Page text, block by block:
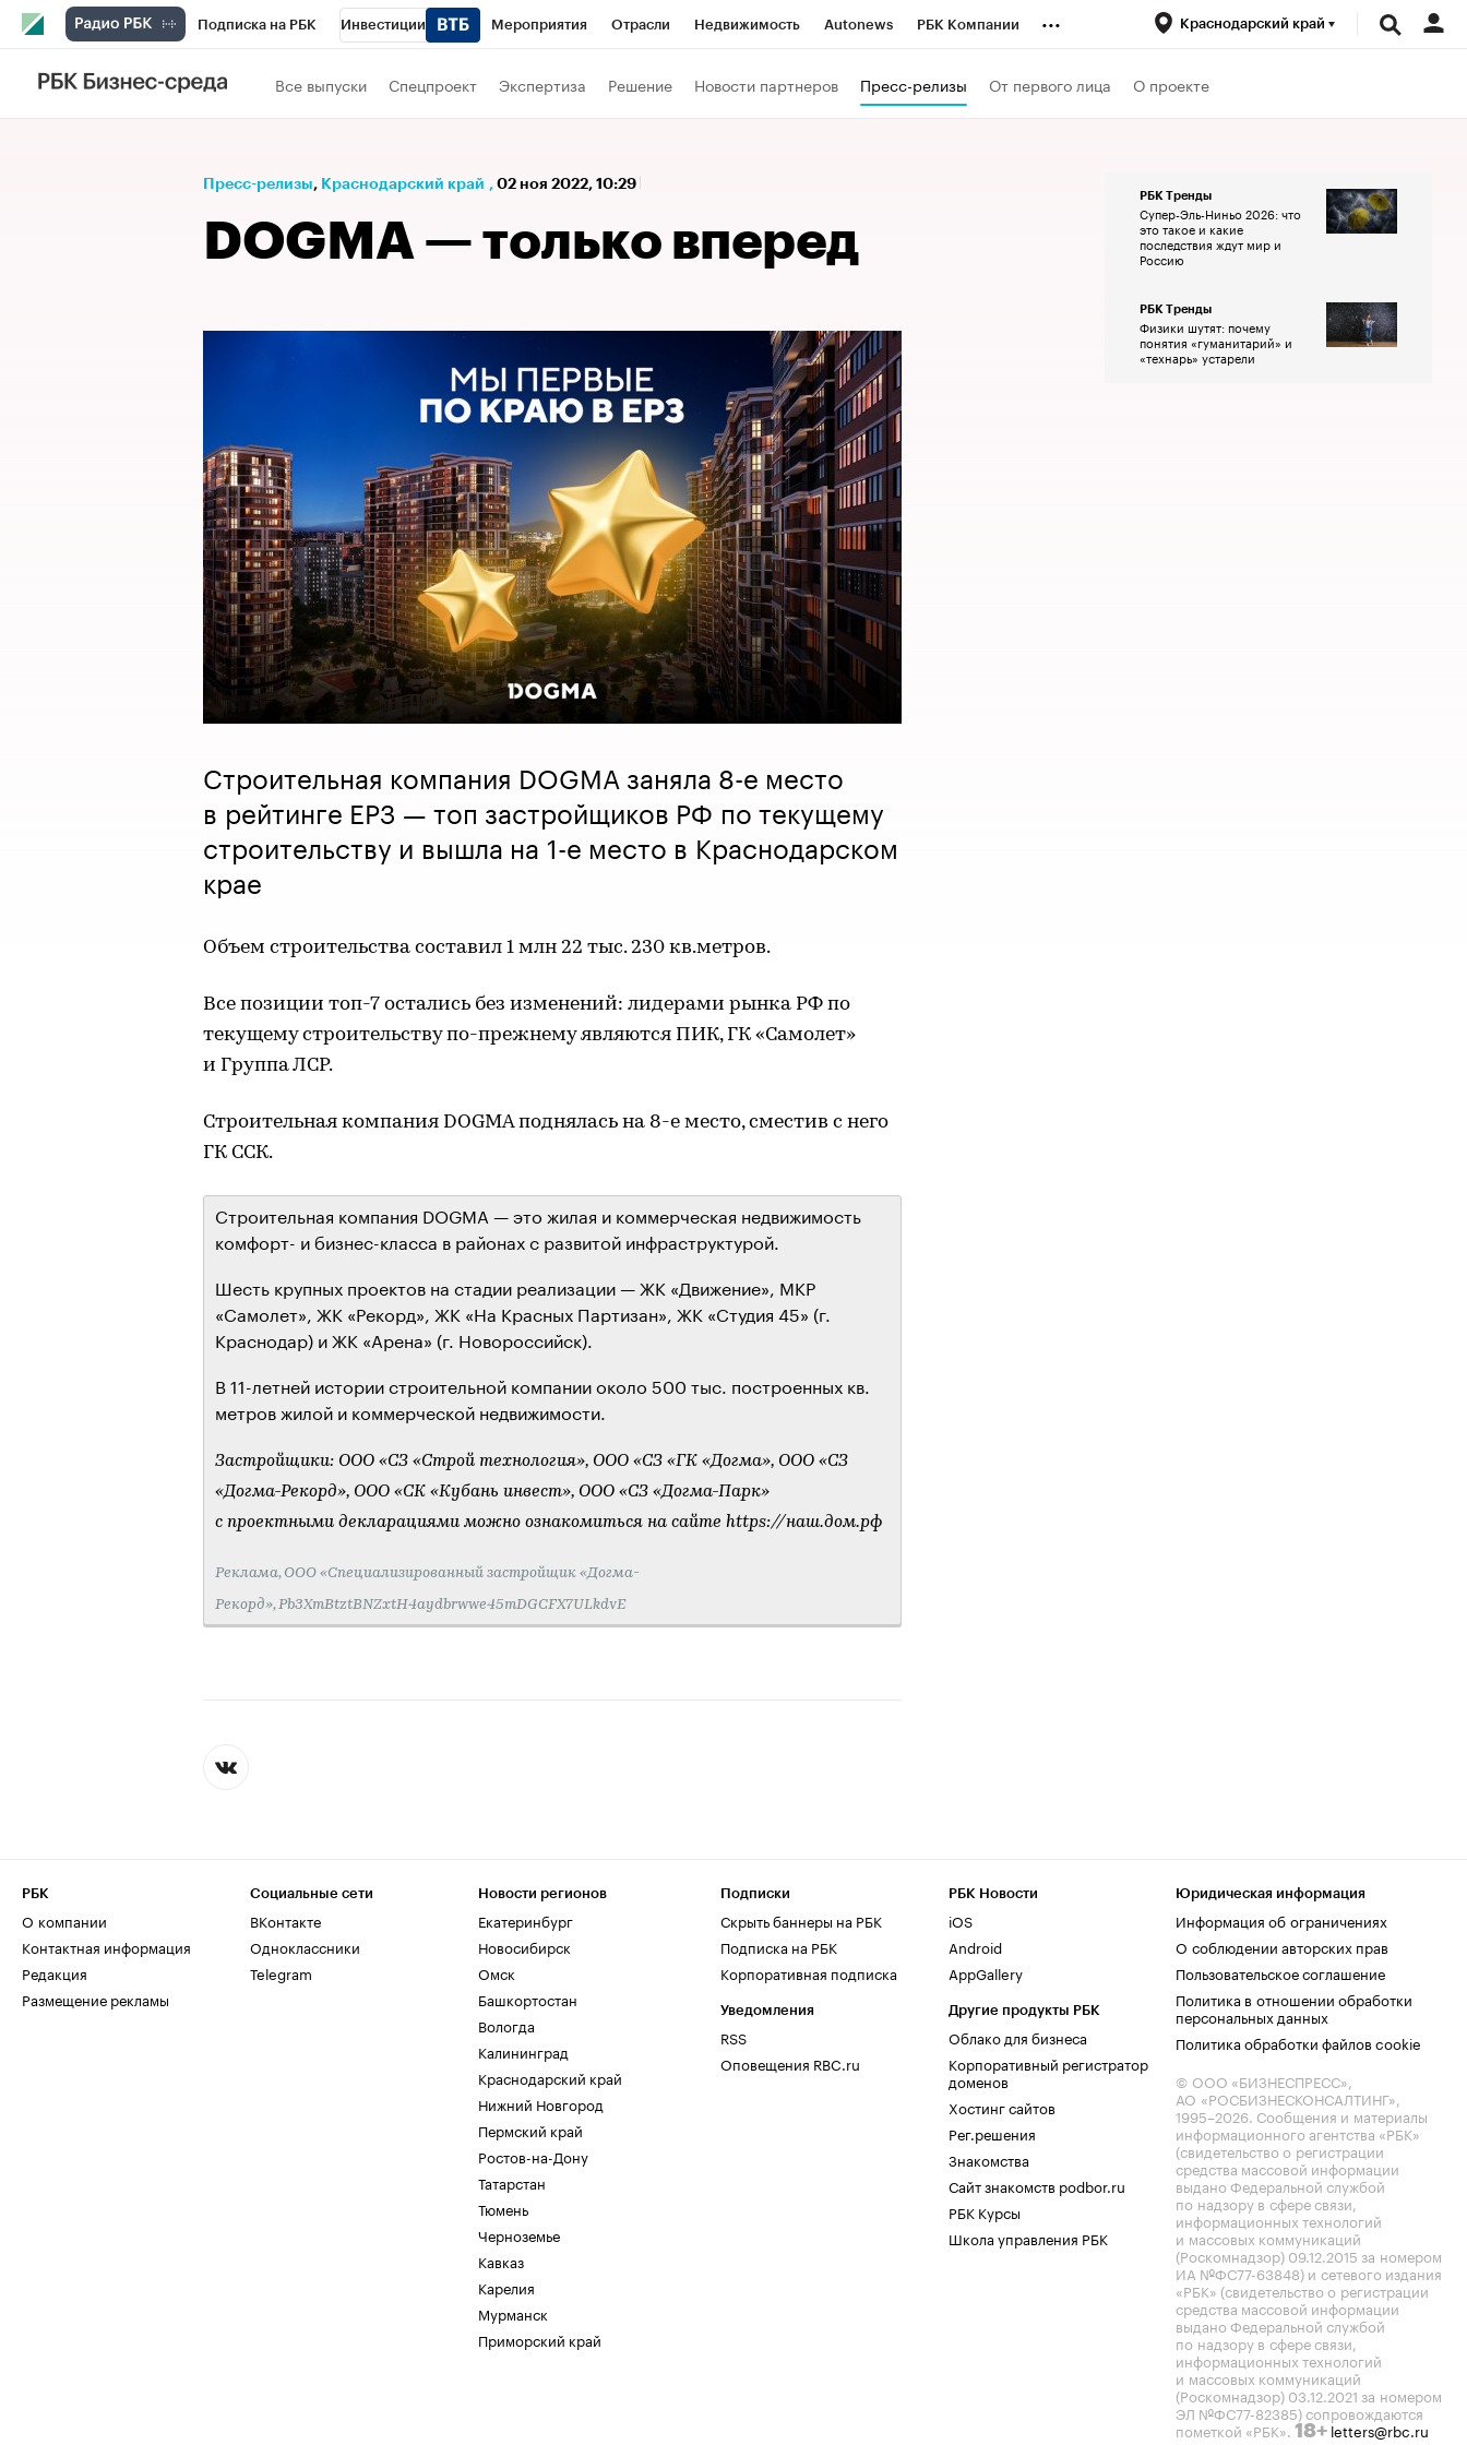
Подписка на РБК Инвестиции Мероприятия Отрасли Недвижимость Autonews РБК Компании
Телеканал
Спецпроекты Проверка контрагентов
... Краснодарский край
Все выпуски Спецпроект Экспертиза Решение Новости партнеров Пресс-релизы От первого лица О проекте
Пресс-релизы⁠, Краснодарский край , 02 ноя 2022, 10:29
DOGMA — только вперед
Строительная компания DOGMA заняла 8-е место
в рейтинге ЕРЗ — топ застройщиков РФ по текущему
строительству и вышла на 1-е место в Краснодарском
крае
Объем строительства составил 1 млн 22 тыс. 230 кв.метров.
Все позиции топ-7 остались без изменений: лидерами рынка РФ по
текущему строительству по-прежнему являются ПИК, ГК «Самолет»
и Группа ЛСР.
Строительная компания DOGMA поднялась на 8-е место, сместив с него
ГК ССК.
Строительная компания DOGMA — это жилая и коммерческая недвижимость
комфорт- и бизнес-класса в районах с развитой инфраструктурой.
Шесть крупных проектов на стадии реализации — ЖК «Движение», МКР
«Самолет», ЖК «Рекорд», ЖК «На Красных Партизан», ЖК «Студия 45» (г.
Краснодар) и ЖК «Арена» (г. Новороссийск).
В 11-летней истории строительной компании около 500 тыс. построенных кв.
метров жилой и коммерческой недвижимости.
Застройщики: ООО «СЗ «Строй технология», ООО «СЗ «ГК «Догма», ООО «СЗ
«Догма-Рекорд», ООО «СК «Кубань инвест», ООО «СЗ «Догма-Парк»
с проектными декларациями можно ознакомиться на сайте https://наш.дом.рф
Реклама, ООО «Специализированный застройщик «Догма-
Рекорд», Pb3XmBtztBNZxtH4aydbrwwe45mDGCFX7ULkdvE
РБК Тренды
Супер-Эль-Ниньо 2026: что
это такое и какие
последствия ждут мир и
Россию
РБК Тренды
Физики шутят: почему
понятия «гуманитарий» и
«технарь» устарели
РБК
О компании
Контактная информация
Редакция
Размещение рекламы
Социальные сети
ВКонтакте
Одноклассники
Telegram
Новости регионов
Екатеринбург
Новосибирск
Омск
Башкортостан
Вологда
Калининград
Краснодарский край
Нижний Новгород
Пермский край
Ростов-на-Дону
Татарстан
Тюмень
Черноземье
Кавказ
Карелия
Мурманск
Приморский край
Подписки
Скрыть баннеры на РБК
Подписка на РБК
Корпоративная подписка
Уведомления
RSS
Оповещения RBC.ru
РБК Новости
iOS
Android
AppGallery
Другие продукты РБК
Облако для бизнеса
Корпоративный регистратор
доменов
Хостинг сайтов
Рег.решения
Знакомства
Сайт знакомств podbor.ru
РБК Курсы
Школа управления РБК
Юридическая информация
Информация об ограничениях
О соблюдении авторских прав
Пользовательское соглашение
Политика в отношении обработки
персональных данных
Политика обработки файлов cookie
© ООО «БИЗНЕСПРЕСС»,
АО «РОСБИЗНЕСКОНСАЛТИНГ»,
1995–2026. Сообщения и материалы
информационного агентства «РБК»
(свидетельство о регистрации
средства массовой информации
выдано Федеральной службой
по надзору в сфере связи,
информационных технологий
и массовых коммуникаций
(Роскомнадзор) 09.12.2015 за номером
ИА №ФС77-63848) и сетевого издания
«РБК» (свидетельство о регистрации
средства массовой информации
выдано Федеральной службой
по надзору в сфере связи,
информационных технологий
и массовых коммуникаций
(Роскомнадзор) 03.12.2021 за номером
ЭЛ №ФС77-82385) сопровождаются
пометкой «РБК». 18+ letters@rbc.ru